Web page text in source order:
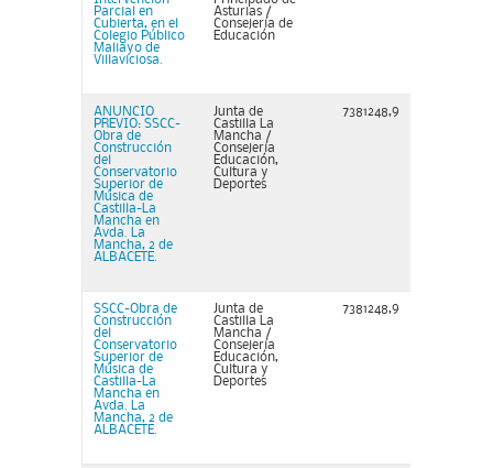
Parcial en
Cubierta, en el
Colegio Público
Maliayo de
Villaviciosa.
Asturias /
Consejería de
Educación
ANUNCIO
PREVIO: SSCC-
Obra de
Construcción
del
Conservatorio
Superior de
Música de
Castilla-La
Mancha en
Avda. La
Mancha, 2 de
ALBACETE.
Junta de
Castilla La
Mancha /
Consejería
Educación,
Cultura y
Deportes
7381248,9
SSCC-Obra de
Construcción
del
Conservatorio
Superior de
Música de
Castilla-La
Mancha en
Avda. La
Mancha, 2 de
ALBACETE.
Junta de
Castilla La
Mancha /
Consejería
Educación,
Cultura y
Deportes
7381248,9